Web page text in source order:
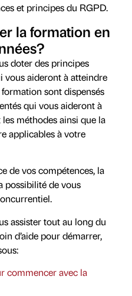
et principes du RGPD.
la formation en
doter des principes
vous aideront à atteindre
sont dispensés
qui vous aideront à
méthodes ainsi que la
applicables à votre
de vos compétences, la
possibilité de vous
assister tout au long du
d’aide pour démarrer,
commencer avec la